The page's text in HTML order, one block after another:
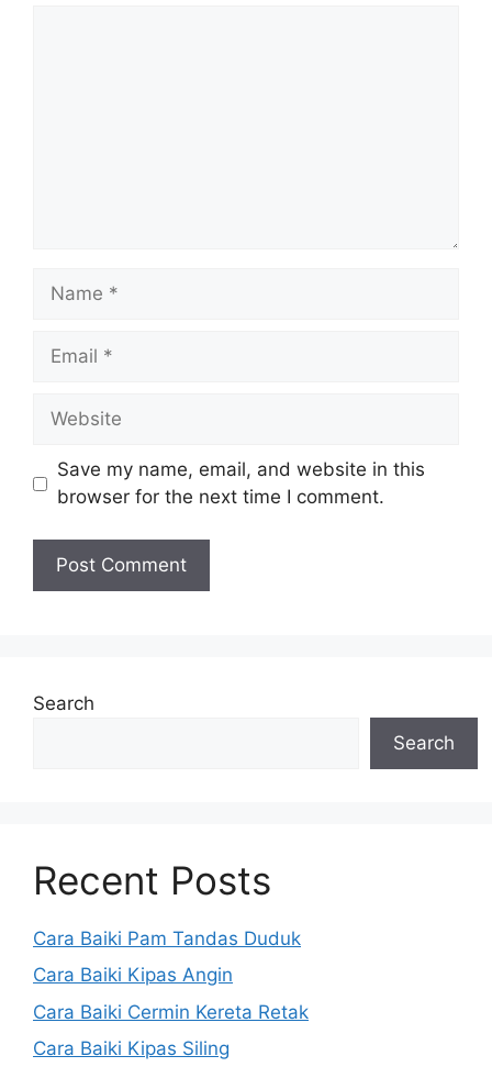
Name
Email
Website
Save my name, email, and website in this
browser for the next time I comment.
Search
Search
Recent Posts
Cara Baiki Pam Tandas Duduk
Cara Baiki Kipas Angin
Cara Baiki Cermin Kereta Retak
Cara Baiki Kipas Siling